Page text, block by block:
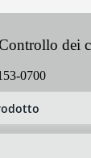
dei
0700